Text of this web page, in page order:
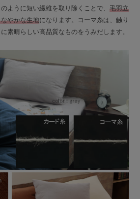
ように短い繊維を取り除くことで、毛羽立
やかな生地になります。コーマ糸は、触り
素晴らしい高品質なものをうみだします。